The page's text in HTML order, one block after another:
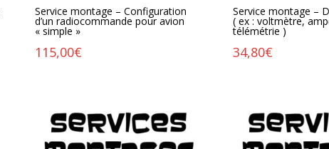
Service montage – Configuration
d’un radiocommande pour avion
« simple »
115,00€
Service montage –
( ex : voltmètre,
télémétrie )
34,80€